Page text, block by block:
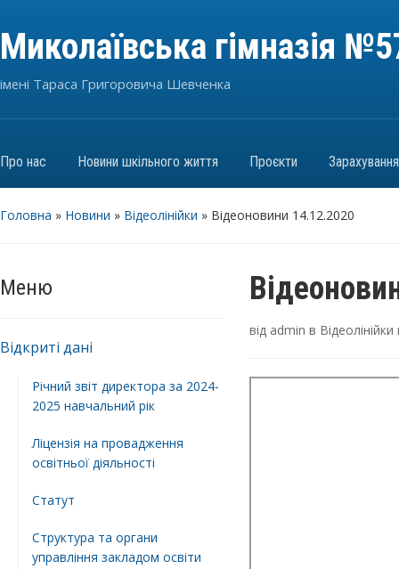
Миколаївська гімназія
імені Тараса Григоровича Шевченка
Про нас Новини шкільного життя Проєкти
Головна » Новини » Відеолінійки » Відеоновини 14.12.2020
Меню
Відкриті дані
Річний звіт директора за 2024-
2025 навчальний рік
Ліцензія на провадження
освітньої діяльності
Статут
Структура та органи
управління закладом освіти
від admin в Відеолінійки